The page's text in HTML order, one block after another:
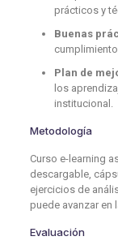
prácticos y
Buenas
Plan de
los
institucional.
Metodología
Curso e-learning
descargable,
ejercicios de
puede avanzar
Evaluación